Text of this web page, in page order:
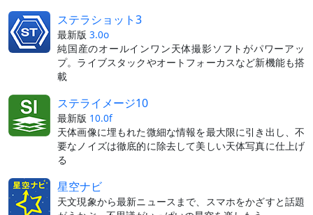
ステラショット3
最新版 3.0o
純国産のオールインワン天体撮影ソフトがパワーアッ
プ。ライブスタックやオートフォーカスなど新機能も搭
載
ステライメージ10
最新版 10.0f
天体画像に埋もれた微細な情報を最大限に引き出し、不
要なノイズは徹底的に除去して美しい天体写真に仕上げ
る
星空ナビ
天文現象から最新ニュースまで、スマホをかざすと話題